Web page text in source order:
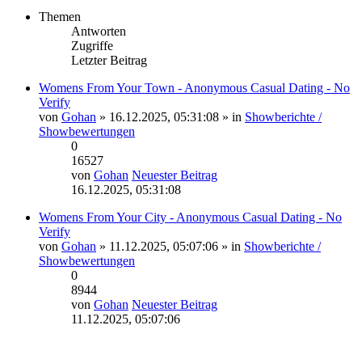
Themen
Antworten
Zugriffe
Letzter Beitrag
Womens From Your Town - Anonymous Casual Dating - No
Verify
von Gohan » 16.12.2025, 05:31:08 » in Showberichte /
Showbewertungen
0
16527
von Gohan Neuester Beitrag
16.12.2025, 05:31:08
Womens From Your City - Anonymous Casual Dating - No
Verify
von Gohan » 11.12.2025, 05:07:06 » in Showberichte /
Showbewertungen
0
8944
von Gohan Neuester Beitrag
11.12.2025, 05:07:06